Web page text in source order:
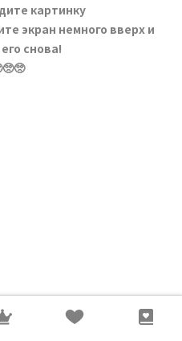
картинку
экран немного вверх и
снова!